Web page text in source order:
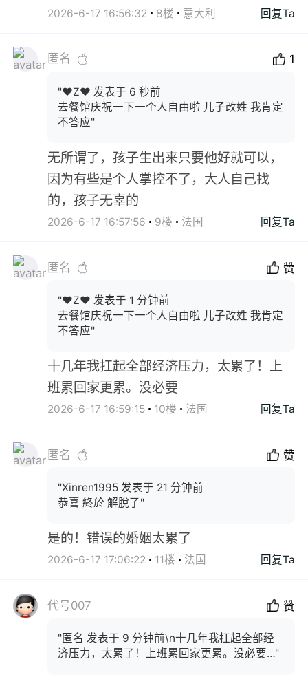
2026-6-17 16:56:32 8楼 意大利 回复Ta
匿名 1
"❤Z❤ 发表于 6 秒前
去餐馆庆祝一下一个人自由啦 儿子改姓 我肯定
不答应"
无所谓了，孩子生出来只要他好就可以，
因为有些是个人掌控不了，大人自己找
的，孩子无辜的
2026-6-17 16:57:56 9楼 法国 回复Ta
匿名 赞
"❤Z❤ 发表于 1 分钟前
去餐馆庆祝一下一个人自由啦 儿子改姓 我肯定
不答应"
十几年我扛起全部经济压力，太累了！上
班累回家更累。没必要
2026-6-17 16:59:15 10楼 法国 回复Ta
匿名 赞
"Xinren1995 发表于 21 分钟前
恭喜 終於 解脫了"
是的！错误的婚姻太累了
2026-6-17 17:06:22 11楼 法国 回复Ta
代号007 赞
"匿名 发表于 9 分钟前\n十几年我扛起全部经
济压力，太累了！上班累回家更累。没必要…"